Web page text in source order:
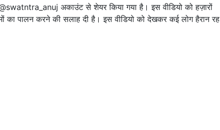
@swatntra_anuj अकाउंट से शेयर किया गया है। इस वीडियो को हज़ारों
पालन करने की सलाह दी है। इस वीडियो को देखकर कई लोग हैरान रह